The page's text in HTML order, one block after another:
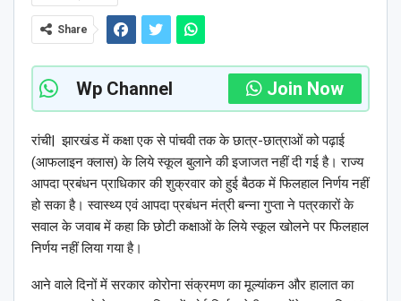
Share
Wp Channel Join Now
रांची| झारखंड में कक्षा एक से पांचवी तक के छात्र-छात्राओं को पढ़ाई
(आफलाइन क्लास) के लिये स्कूल बुलाने की इजाजत नहीं दी गई है। राज्य
आपदा प्रबंधन प्राधिकार की शुक्रवार को हुई बैठक में फिलहाल निर्णय नहीं
हो सका है। स्वास्थ्य एवं आपदा प्रबंधन मंत्री बन्ना गुप्ता ने पत्रकारों के
सवाल के जवाब में कहा कि छोटी कक्षाओं के लिये स्कूल खोलने पर फिलहाल
निर्णय नहीं लिया गया है।
आने वाले दिनों में सरकार कोरोना संक्रमण का मूल्यांकन और हालात का